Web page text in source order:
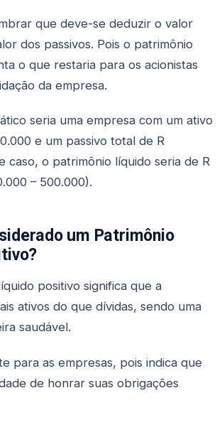
que deve-se deduzir o valor
dos passivos. Pois o patrimônio
o que restaria para os acionistas
da empresa.
seria uma empresa com um ativo
e um passivo total de R
caso, o patrimônio líquido seria de R
– 500.000).
um Patrimônio
positivo significa que a
ativos do que dívidas, sendo uma
saudável.
para as empresas, pois indica que
de honrar suas obrigações